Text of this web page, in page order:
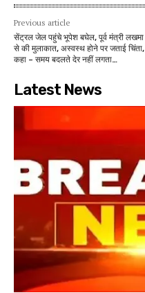
Previous article
सेंट्रल जेल पहुंचे भूपेश बघेल, पूर्व मंत्री लखमा
से की मुलाकात, अस्वस्थ होने पर जताई चिंता,
कहा – समय बदलते देर नहीं लगता…
Latest News